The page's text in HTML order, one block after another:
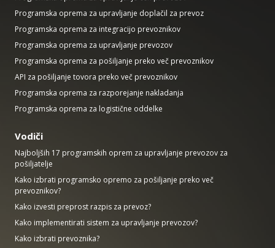
Programska oprema za upravljanje doplačil za prevoz
Programska oprema za integracijo prevoznikov
Programska oprema za upravljanje prevozov
Programska oprema za pošiljanje preko več prevoznikov
API za pošiljanje tovora preko več prevoznikov
Programska oprema za razporejanje nakladanja
Programska oprema za logistične oddelke
Vodiči
Najboljših 17 programskih oprem za upravljanje prevozov za
pošiljatelje
Kako izbrati programsko opremo za pošiljanje preko več
prevoznikov?
Kako izvesti preprost razpis za prevoz?
Kako implementirati sistem za upravljanje prevozov?
Kako izbrati prevoznika?